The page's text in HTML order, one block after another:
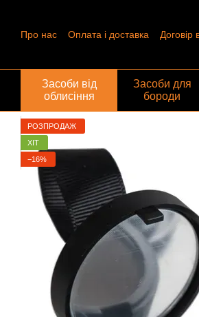
Про нас Оплата і доставка
Договір
Засоби від
облисіння
Засоби для
бороди
РОЗПРОДАЖ
ХІТ
−16%